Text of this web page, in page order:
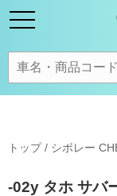
トップ/ シボレー
-02y タホ サバ